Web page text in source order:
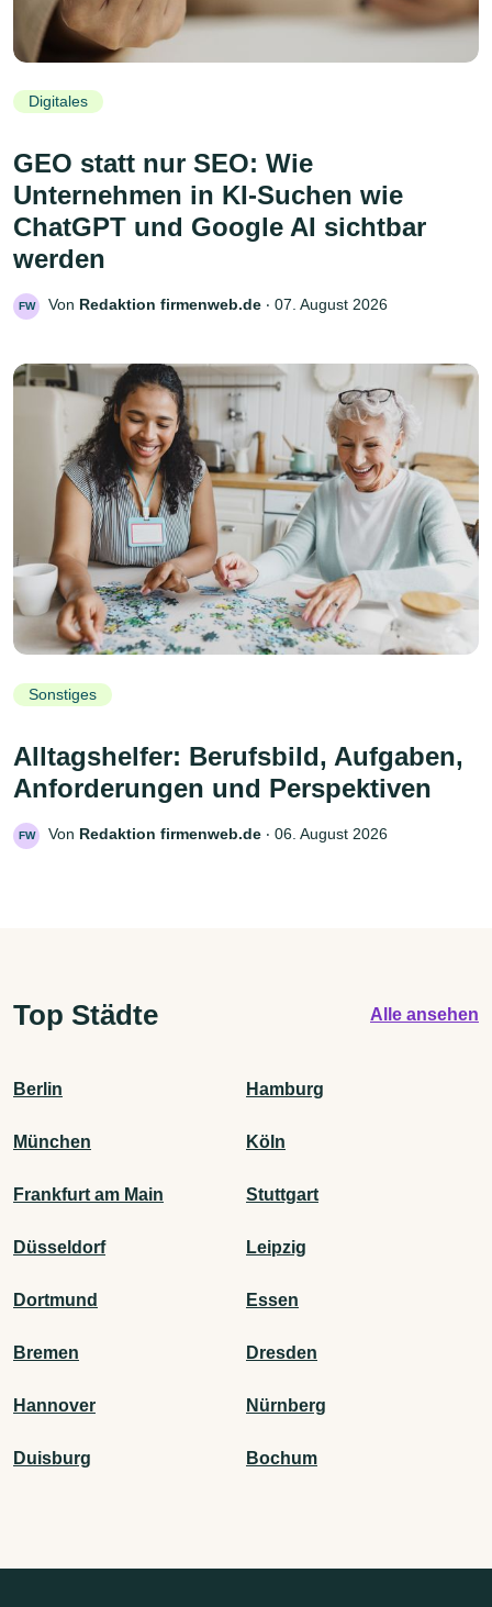
Digitales
GEO statt nur SEO: Wie
Unternehmen in KI-Suchen wie
ChatGPT und Google AI sichtbar
werden
FW Von Redaktion firmenweb.de ‧ 07. August 2026
Sonstiges
Alltagshelfer: Berufsbild, Aufgaben,
Anforderungen und Perspektiven
FW Von Redaktion firmenweb.de ‧ 06. August 2026
Top Städte Alle ansehen
Berlin Hamburg
München Köln
Frankfurt am Main Stuttgart
Düsseldorf Leipzig
Dortmund Essen
Bremen Dresden
Hannover Nürnberg
Duisburg Bochum